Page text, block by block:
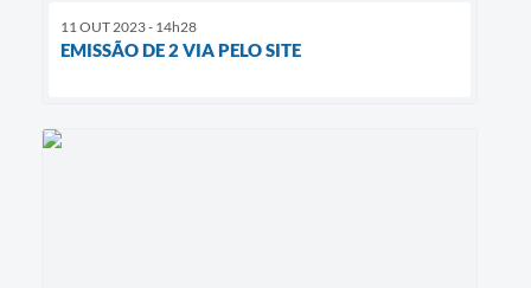
11 OUT 2023 - 14h28
EMISSÃO DE 2 VIA PELO SITE